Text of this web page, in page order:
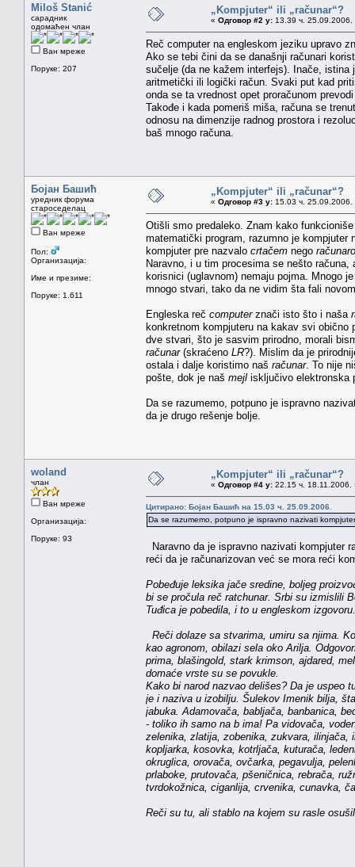
Miloš Stanić
сарадник
одомаћен члан
Ван мреже
Поруке: 207
„Kompjuter“ ili „računar“?
« Одговор #2 у: 13.39 ч. 25.09.2006.
Reč computer na engleskom jeziku upravo
Ako se tebi čini da se današnji računari
sučelje (da ne kažem interfejs). Inače, istina
aritmetički ili logički račun. Svaki put kad
onda se ta vrednost opet proračunom
Takođe i kada pomeriš miša, računa se
odnosu na dimenzije radnog prostora i
baš mnogo računa.
Бојан Башић
уредник форума
староседелац
Ван мреже
Пол:
Организација:
Име и презиме:
Поруке: 1.611
„Kompjuter“ ili „računar“?
« Одговор #3 у: 15.03 ч. 25.09.2006.
Otišli smo predaleko. Znam kako
matematički program, razumno je kompjuter
kompjuter pre nazvalo crtačem nego
Naravno, i u tim procesima se nešto
korisnici (uglavnom) nemaju pojma. Mnogo
mnogo stvari, tako da ne vidim šta fali
Engleska reč computerznači isto što i naša
konkretnom kompjuteru na kakav svi
dve stvari, što je sasvim prirodno, morali
računar(skraćeno LR?). Mislim da je
ostala i dalje koristimo naš računar. To nije
pošte, dok je naš mejl isključivo elektronska
Da se razumemo, potpuno je ispravno
da je drugo rešenje bolje.
woland
члан
Ван мреже
Организација:
Поруке: 93
„Kompjuter“ ili „računar“?
« Одговор #4 у: 22.15 ч. 18.11.2006.
Цитирано: Бојан Башић на 15.03 ч. 25.09.2006.
Da se razumemo, potpuno je ispravno nazivati
Naravno da je ispravno nazivati kompjuter
reći da je računarizovan već se mora reći
Pobeđuje leksika jače sredine, boljeg
bi se pročula reč ratchunar. Srbi su izmislili
Tuđica je pobedila, i to u engleskom
Reči dolaze sa stvarima, umiru sa njima.
kao agronom, obilazi sela oko Arilja.
prima, blašingold, stark krimson, ajdared,
domaće vrste su se povukle.
Kako bi narod nazvao delišes? Da je uspeo
je i naziva u izobilju. Šulekov Imenik bilja,
jabuka. Adamovača, babljača, banbanica,
- toliko ih samo na b ima! Pa vidovača,
zelenika, zlatija, zobenika, zukvara, ilinjača,
kopljarka, kosovka, kotrljača, kuturača,
okruglica, orovača, ovčarka, pegavulja,
prlaboke, prutovača, pšeničnica, rebrača,
tvrdokožnica, ciganlija, crvenika, cunavka,
Reči su tu, ali stablo na kojem su rasle